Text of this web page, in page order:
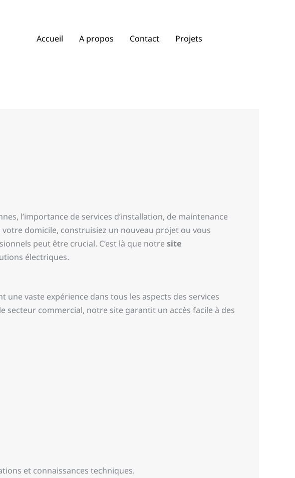
Accueil A propos Contact Projets
l’importance de services d’installation, de maintenance
domicile, construisiez un nouveau projet ou vous
peut être crucial. C’est là que notresite
électriques.
vaste expérience dans tous les aspects des services
secteur commercial, notre site garantit un accès facile à des
et connaissances techniques.